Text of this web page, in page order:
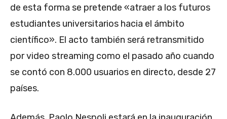
de esta forma se pretende «atraer a los futuros
estudiantes universitarios hacia el ámbito
científico». El acto también será retransmitido
por video streaming como el pasado año cuando
se contó con 8.000 usuarios en directo, desde 27
países.